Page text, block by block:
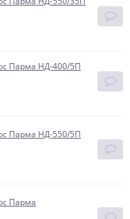
Парма НД-400/5П
Парма НД-550/5П
Парма